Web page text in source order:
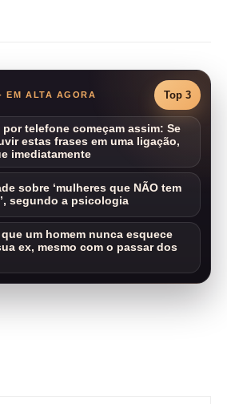
EM ALTA AGORA Top 3
por telefone começam assim: Se
estas frases em uma ligação,
imediatamente
sobre ‘mulheres que NÃO tem
segundo a psicologia
um homem nunca esquece
ex, mesmo com o passar dos